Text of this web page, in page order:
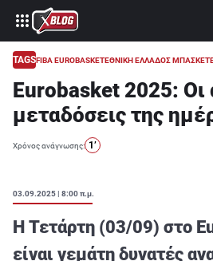
⚽ ΜΟΥΝΤΙΑΛ 2026
ΣΤΟΙΧΗΜΑ
CASINO
ΠΡΟΓΝΩΣΤΙΚΑ ΤIPSTERS
ΠΡΟΓΝΩΣΤΙΚΑ ΚΑΤΗΓΟΡΙΕΣ
ΔΙΑΓΩΝΙΣΜΟΙ
TSILI LEAGUE
TAGSFIBA EUROBASKETΕΘΝΙΚΗ ΕΛΛΑΔΟΣ ΜΠΑΣΚΕΤ
Eurobasket 2025: Οι
μεταδόσεις της
Χρόνος ανάγνωσης: 1’
03.09.2025 | 8:00 π.μ.
Η Τετάρτη (03/09) στο
είναι γεμάτη δυνατές